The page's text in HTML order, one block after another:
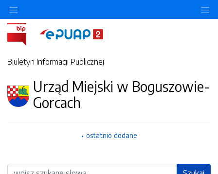
Biuletyn Informacji Publicznej
Urząd Miejski w Boguszowie-
Gorcach
ostatnio dodane
Wyszukiwarka